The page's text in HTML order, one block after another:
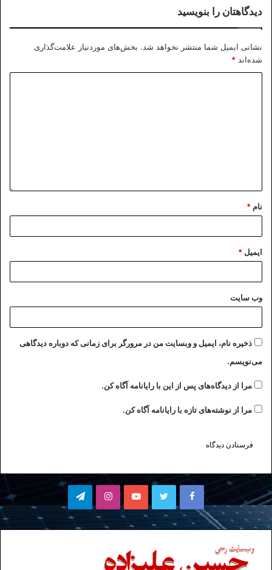
دیدگاهتان را بنویسید
نشانی ایمیل شما منتشر نخواهد شد. بخش‌های موردنیاز علامت‌گذاری
شده‌اند *
نام *
ایمیل *
وب‌ سایت
ذخیره نام، ایمیل و وبسایت من در مرورگر برای زمانی که دوباره دیدگاهی
می‌نویسم.
مرا از دیدگاه‌های پس از این با رایانامه آگاه کن.
مرا از نوشته‌های تازه با رایانامه آگاه کن.
فیسبوک توییتر یوتیوباینستاگرامتلگرام